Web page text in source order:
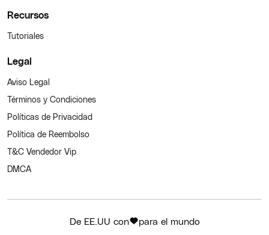
Recursos
Tutoriales
Legal
Aviso Legal
Términos y Condiciones
Políticas de Privacidad
Política de Reembolso
T&C Vendedor Vip
DMCA
De EE.UU con para el mundo